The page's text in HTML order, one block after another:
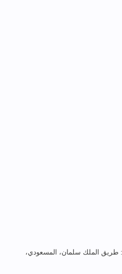
طريق الملك سلمان، المسعودي،